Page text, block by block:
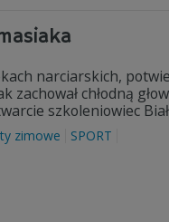
narciarskich,
chłodną
szkoleniowiec
zimowe SPORT